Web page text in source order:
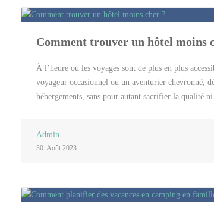
Comment trouver un hôtel moins
À l’heure où les voyages sont de plus en plus
voyageur occasionnel ou un aventurier chevronné,
hébergements, sans pour autant sacrifier la qualité
localisation géographique, ou encore les
Admin
30. Août 2023